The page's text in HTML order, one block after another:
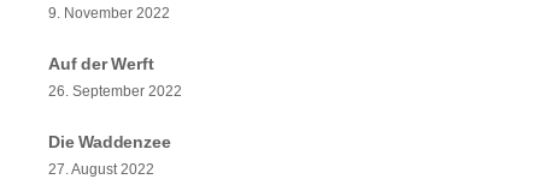
9. November 2022
Auf der Werft
26. September 2022
Die Waddenzee
27. August 2022